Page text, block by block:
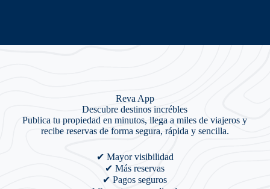
Reva App
Descubre destinos incrébles
Publica tu propiedad en minutos, llega a miles de viajeros y
recibe reservas de forma segura, rápida y sencilla.
✔ Mayor visibilidad
✔ Más reservas
✔ Pagos seguros